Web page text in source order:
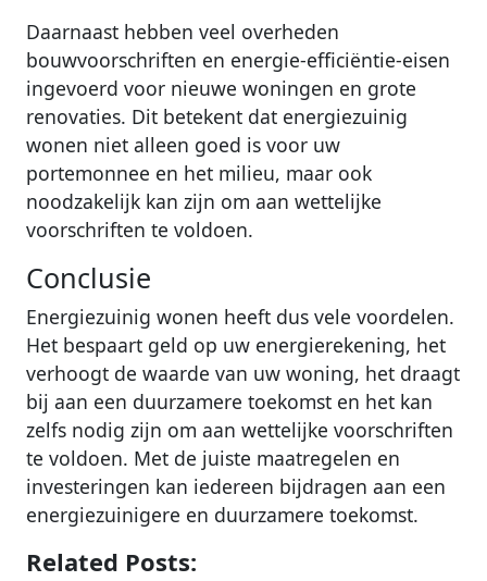
Daarnaast hebben veel overheden
bouwvoorschriften en energie-efficiëntie-eisen
ingevoerd voor nieuwe woningen en grote
renovaties. Dit betekent dat energiezuinig
wonen niet alleen goed is voor uw
portemonnee en het milieu, maar ook
noodzakelijk kan zijn om aan wettelijke
voorschriften te voldoen.
Conclusie
Energiezuinig wonen heeft dus vele voordelen.
Het bespaart geld op uw energierekening, het
verhoogt de waarde van uw woning, het draagt
bij aan een duurzamere toekomst en het kan
zelfs nodig zijn om aan wettelijke voorschriften
te voldoen. Met de juiste maatregelen en
investeringen kan iedereen bijdragen aan een
energiezuinigere en duurzamere toekomst.
Related Posts: